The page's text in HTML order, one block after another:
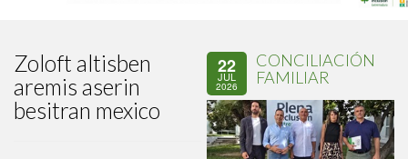
Zoloft altisben
aremis aserin
besitran mexico
22
JUL
2026
CONCILIACIÓN
FAMILIAR